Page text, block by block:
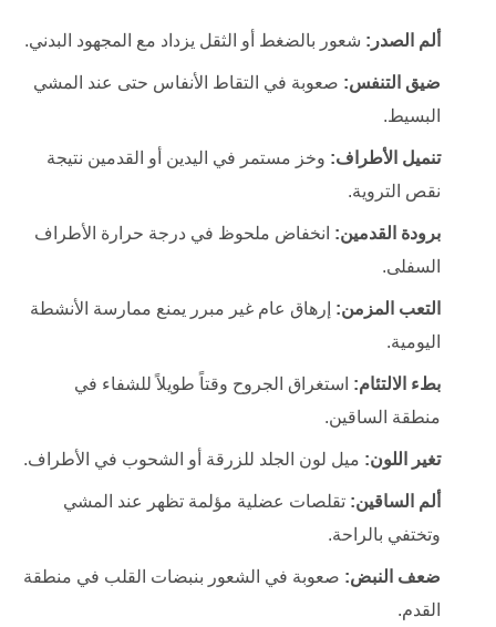
ألم الصدر: شعور بالضغط أو الثقل يزداد مع المجهود البدني.
ضيق التنفس: صعوبة في التقاط الأنفاس حتى عند المشي
البسيط.
تنميل الأطراف: وخز مستمر في اليدين أو القدمين نتيجة
نقص التروية.
برودة القدمين: انخفاض ملحوظ في درجة حرارة الأطراف
السفلى.
التعب المزمن: إرهاق عام غير مبرر يمنع ممارسة الأنشطة
اليومية.
بطء الالتئام: استغراق الجروح وقتاً طويلاً للشفاء في
منطقة الساقين.
تغير اللون: ميل لون الجلد للزرقة أو الشحوب في الأطراف.
ألم الساقين: تقلصات عضلية مؤلمة تظهر عند المشي
وتختفي بالراحة.
ضعف النبض: صعوبة في الشعور بنبضات القلب في منطقة
القدم.